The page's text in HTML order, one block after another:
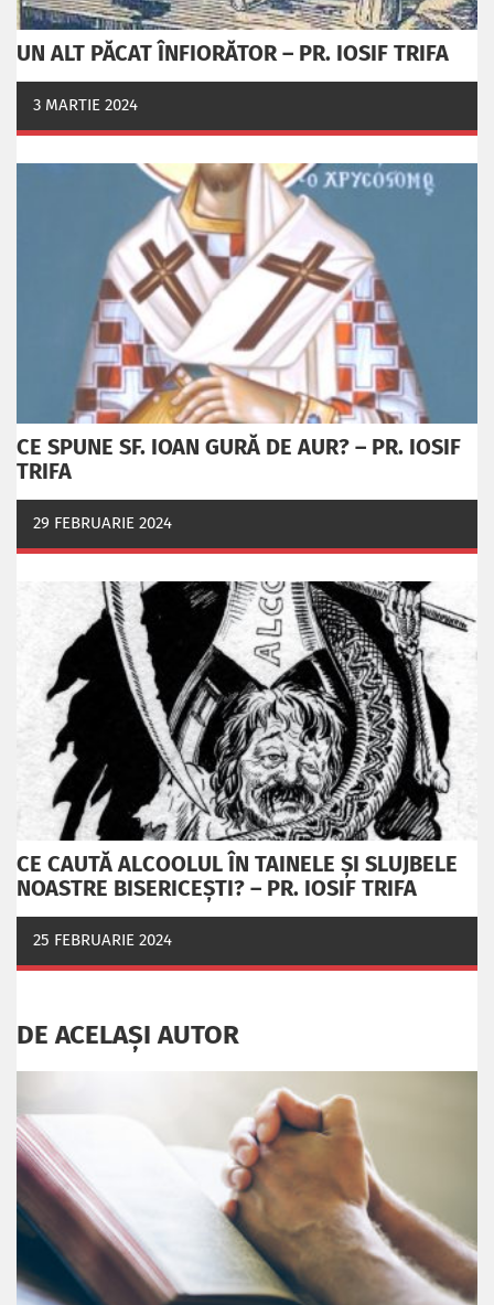
UN ALT PĂCAT ÎNFIORĂTOR – PR. IOSIF TRIFA
3 MARTIE 2024
CE SPUNE SF. IOAN GURĂ DE AUR? – PR. IOSIF
TRIFA
29 FEBRUARIE 2024
CE CAUTĂ ALCOOLUL ÎN TAINELE ŞI SLUJBELE
NOASTRE BISERICEŞTI? – PR. IOSIF TRIFA
25 FEBRUARIE 2024
DE ACELAȘI AUTOR